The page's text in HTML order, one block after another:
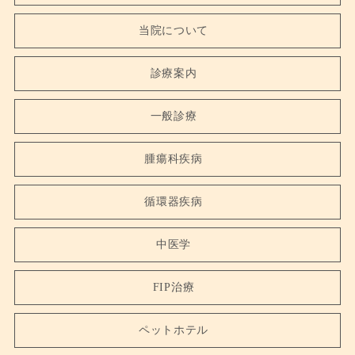
当院について
診療案内
一般診療
腫瘍科疾病
循環器疾病
中医学
FIP治療
ペットホテル